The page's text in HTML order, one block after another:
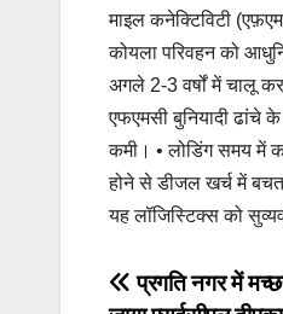
माइल कनेक्टिविटी
कोयला परिवहन को
अगले 2-3 वर्षों में चालू
एफएमसी बुनियादी ढांचे
कमी। • लोडिंग समय में
होने से डीजल खर्च में
यह लॉजिस्टिक्स को
Post
प्रगति नगर में